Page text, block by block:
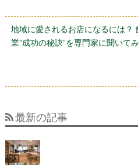
地域に愛されるお店になるには？
業”成功の秘訣”を専門家に聞いて
最新の記事